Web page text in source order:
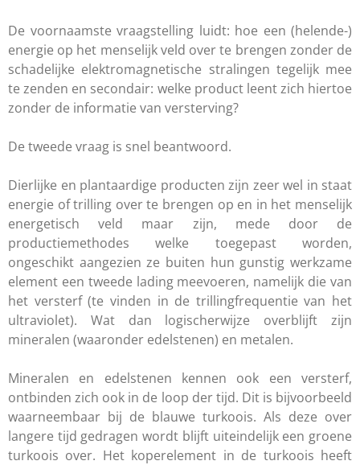
De voornaamste vraagstelling luidt: hoe een (helende-)
energie op het menselijk veld over te brengen zonder de
schadelijke elektromagnetische stralingen tegelijk mee
te zenden en secondair: welke product leent zich hiertoe
zonder de informatie van versterving?
De tweede vraag is snel beantwoord.
Dierlijke en plantaardige producten zijn zeer wel in staat
energie of trilling over te brengen op en in het menselijk
energetisch veld maar zijn, mede door de
productiemethodes welke toegepast worden,
ongeschikt aangezien ze buiten hun gunstig werkzame
element een tweede lading meevoeren, namelijk die van
het versterf (te vinden in de trillingfrequentie van het
ultraviolet). Wat dan logischerwijze overblijft zijn
mineralen (waaronder edelstenen) en metalen.
Mineralen en edelstenen kennen ook een versterf,
ontbinden zich ook in de loop der tijd. Dit is bijvoorbeeld
waarneembaar bij de blauwe turkoois. Als deze over
langere tijd gedragen wordt blijft uiteindelijk een groene
turkoois over. Het koperelement in de turkoois heeft